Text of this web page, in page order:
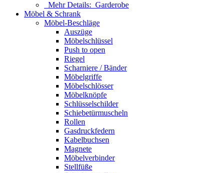
Mehr Details: Garderobe
Möbel & Schrank
Möbel-Beschläge
Auszüge
Möbelschlüssel
Push to open
Riegel
Scharniere / Bänder
Möbelgriffe
Möbelschlösser
Möbelknöpfe
Schlüsselschilder
Schiebetürmuscheln
Rollen
Gasdruckfedern
Kabelbuchsen
Magnete
Möbelverbinder
Stellfüße